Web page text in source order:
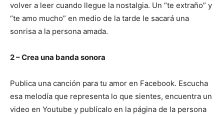
volver a leer cuando llegue la nostalgia. Un “te extraño” y
“te amo mucho” en medio de la tarde le sacará una
sonrisa a la persona amada.
2 – Crea una banda sonora
Publica una canción para tu amor en Facebook. Escucha
esa melodía que representa lo que sientes, encuentra un
video en Youtube y publícalo en la página de la persona